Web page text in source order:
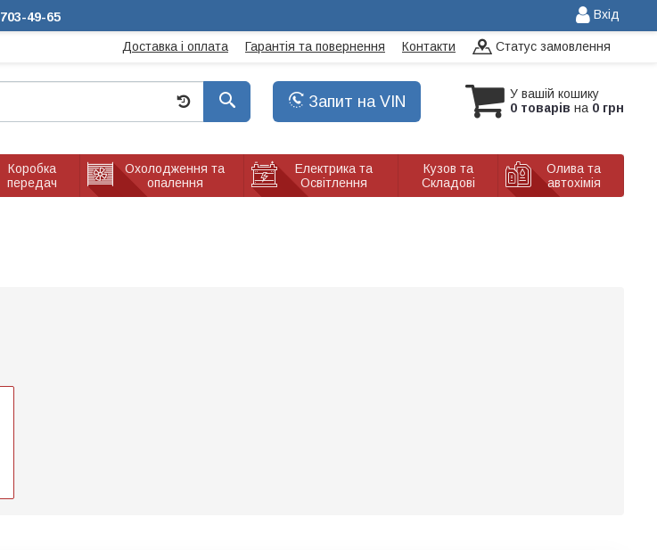
703-49-65 Вхід
Доставка і оплата Гарантія та повернення Контакти Статус замовлення
У вашій кошику
0 товарів на 0 грн
Запит на VIN
Коробка
передач
Охолодження та
опалення
Електрика та
Освітлення
Кузов та
Складові
Олива та
автохімія